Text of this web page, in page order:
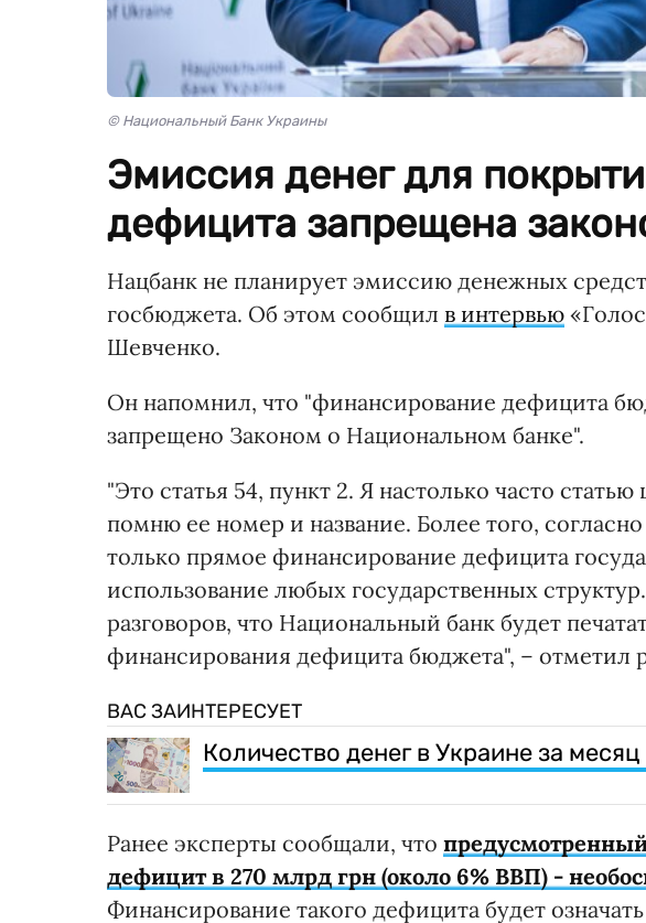
© Национальный Банк Украины
Эмиссия денег для
дефицита запрещена
Нацбанк не планирует эмиссию денежных
госбюджета. Об этом сообщил в интервью
Шевченко.
Он напомнил, что "финансирование дефицита
запрещено Законом о Национальном банке".
"Это статья 54, пункт 2. Я настолько часто
помню ее номер и название. Более того,
только прямое финансирование дефицита
использование любых государственных
разговоров, что Национальный банк будет
финансирования дефицита бюджета", – отметил
ВАС ЗАИНТЕРЕСУЕТ
Количество денег в Украине за
Ранее эксперты сообщали, что
дефицит в 270 млрд грн (около 6% ВВП) -
Финансирование такого дефицита будет